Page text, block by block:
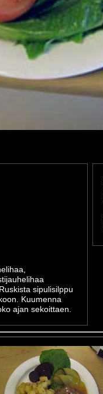
sipulisilppu
Kuumenna
ajan sekoittaen.